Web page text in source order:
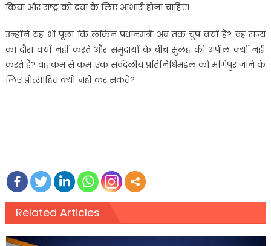
किया और राष्ट्र को दया के लिए आभारी होना चाहिए।
उन्होंने यह भी पूछा कि लेकिन प्रधानमंत्री अब तक चुप क्यों हैं? वह राज्य
का दौरा क्यों नहीं करते और समुदायों के बीच सुलह की अपील क्यों नहीं
करते हैं? वह कम से कम एक सर्वदलीय प्रतिनिधिमंडल को मणिपुर जाने के
लिए प्रोत्साहित क्यों नहीं कर सकते?
Related Articles